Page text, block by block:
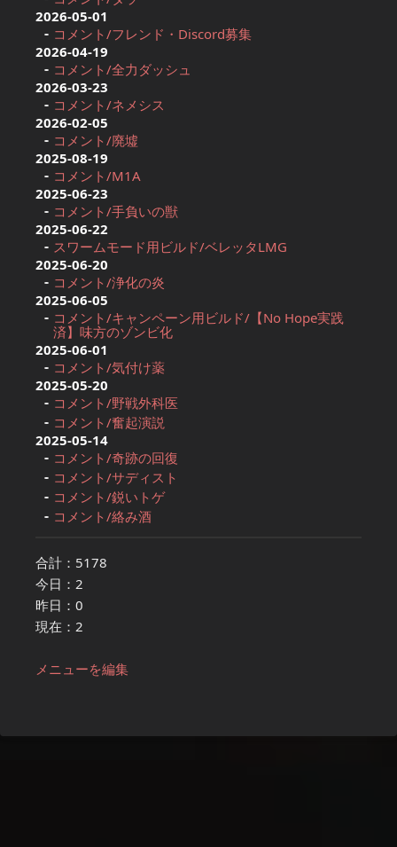
2026-05-01
コメント/フレンド・Discord募集
2026-04-19
コメント/全力ダッシュ
2026-03-23
コメント/ネメシス
2026-02-05
コメント/廃墟
2025-08-19
コメント/M1A
2025-06-23
コメント/手負いの獣
2025-06-22
スワームモード用ビルド/ベレッタLMG
2025-06-20
コメント/浄化の炎
2025-06-05
コメント/キャンペーン用ビルド/【No Hope実践
済】味方のゾンビ化
2025-06-01
コメント/気付け薬
2025-05-20
コメント/野戦外科医
コメント/奮起演説
2025-05-14
コメント/奇跡の回復
コメント/サディスト
コメント/鋭いトゲ
コメント/絡み酒
合計：5178
今日：2
昨日：0
現在：2
メニューを編集